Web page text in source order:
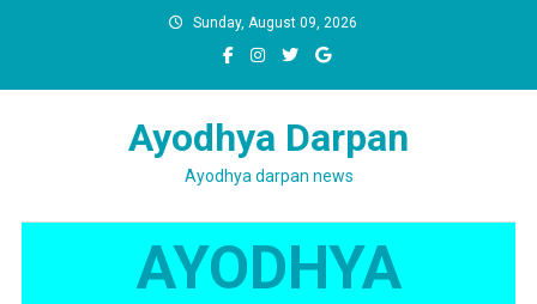
Sunday, August 09, 2026
Ayodhya Darpan
Ayodhya darpan news
AYODHYA